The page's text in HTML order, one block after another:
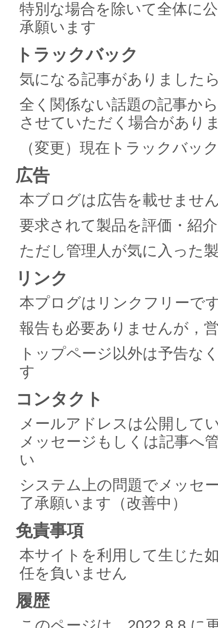
特別な場合を除いて全体に
承願います
トラックバック
気になる記事がありました
全く関係ない話題の記事か
させていただく場合があり
（変更）現在トラックバッ
広告
本ブログは広告を載せませ
要求されて製品を評価・紹
ただし管理人が気に入った
リンク
本プログはリンクフリーで
報告も必要ありませんが，
トップページ以外は予告な
す
コンタクト
メールアドレスは公開して
メッセージもしくは記事へ
い
システム上の問題でメッセ
了承願います（改善中）
免責事項
本サイトを利用して生じた
任を負いません
履歴